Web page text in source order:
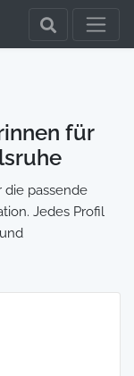
für
die passende
Jedes Profil
Person für
stellen die
zu erleichtern.